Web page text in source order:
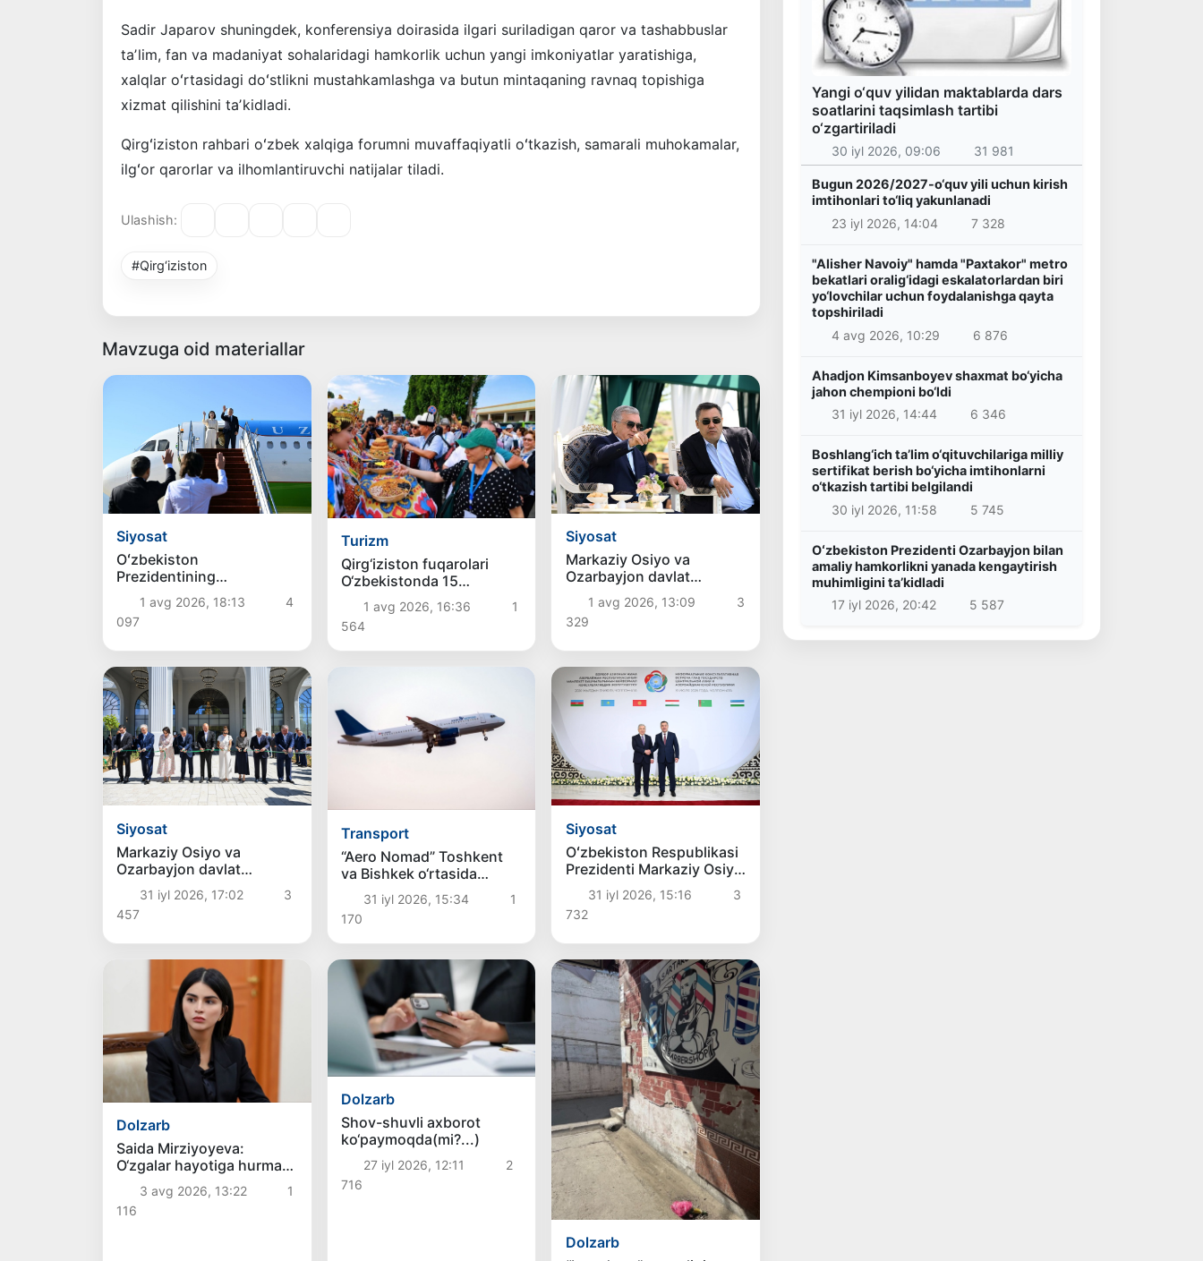
Sadir Japarov shuningdek, konferensiya doirasida ilgari suriladigan qaror va tashabbuslar
taʼlim, fan va madaniyat sohalaridagi hamkorlik uchun yangi imkoniyatlar yaratishiga,
xalqlar oʻrtasidagi doʻstlikni mustahkamlashga va butun mintaqaning ravnaq topishiga
xizmat qilishini taʼkidladi.
Qirgʻiziston rahbari oʻzbek xalqiga forumni muvaffaqiyatli oʻtkazish, samarali muhokamalar,
ilgʻor qarorlar va ilhomlantiruvchi natijalar tiladi.
Ulashish:
#Qirg‘iziston
Mavzuga oid materiallar
Siyosat
Oʻzbekiston
Prezidentining
Qirgʻizistonga davlat
tashrifi yakunlandi
1 avg 2026, 18:13
4
097
Turizm
Qirg‘iziston fuqarolari
O‘zbekistonda 15
kungacha ro‘yxatdan
o‘tmasdan bo‘lishlari
mumkin
1 avg 2026, 16:36
1
564
Siyosat
Markaziy Osiyo va
Ozarbayjon davlat
rahbarlari suv-motor
sporti bo‘yicha
chempionatning
1 avg 2026, 13:09
3
329
Siyosat
Markaziy Osiyo va
Ozarbayjon davlat
rahbarlari “Boku”
mehmonxonasining
ochilish marosimida
31 iyl 2026, 17:02
3
457
Transport
“Aero Nomad” Toshkent
va Bishkek o‘rtasida
muntazam
aviaqatnovlarni yo‘lga
qo‘ymoqda
31 iyl 2026, 15:34
1
170
Siyosat
Oʻzbekiston Respublikasi
Prezidenti Markaziy Osiyo
mamlakatlari va
Ozarbayjonning
mintaqaviy hamkorligini
31 iyl 2026, 15:16
3
732
Dolzarb
Saida Mirziyoyeva:
O‘zgalar hayotiga hurmat
bolalikdan boshlanadi
3 avg 2026, 13:22
1
116
Dolzarb
Shov-shuvli axborot
ko‘paymoqda(mi?...)
27 iyl 2026, 12:11
2
716
Dolzarb
Yangi o‘quv yilidan maktablarda dars
soatlarini taqsimlash tartibi
o‘zgartiriladi
30 iyl 2026, 09:06 31 981
Bugun 2026/2027-o‘quv yili uchun kirish
imtihonlari to‘liq yakunlanadi
23 iyl 2026, 14:04
7 328
"Alisher Navoiy" hamda "Paxtakor" metro
bekatlari oralig‘idagi eskalatorlardan biri
yo‘lovchilar uchun foydalanishga qayta
topshiriladi
4 avg 2026, 10:29
6 876
Ahadjon Kimsanboyev shaxmat bo‘yicha
jahon chempioni bo‘ldi
31 iyl 2026, 14:44
6 346
Boshlang‘ich ta’lim o‘qituvchilariga milliy
sertifikat berish bo‘yicha imtihonlarni
o‘tkazish tartibi belgilandi
30 iyl 2026, 11:58
5 745
Oʻzbekiston Prezidenti Ozarbayjon bilan
amaliy hamkorlikni yanada kengaytirish
muhimligini taʼkidladi
17 iyl 2026, 20:42
5 587